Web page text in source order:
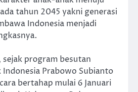
tahun 2045 yakni generasi
Indonesia menjadi
program besutan
Indonesia Prabowo Subianto
bertahap mulai 6 Januari